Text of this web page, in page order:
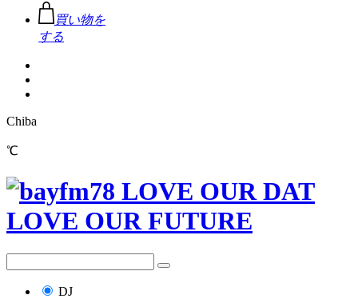
買い物を
する
Chiba
℃
DJ